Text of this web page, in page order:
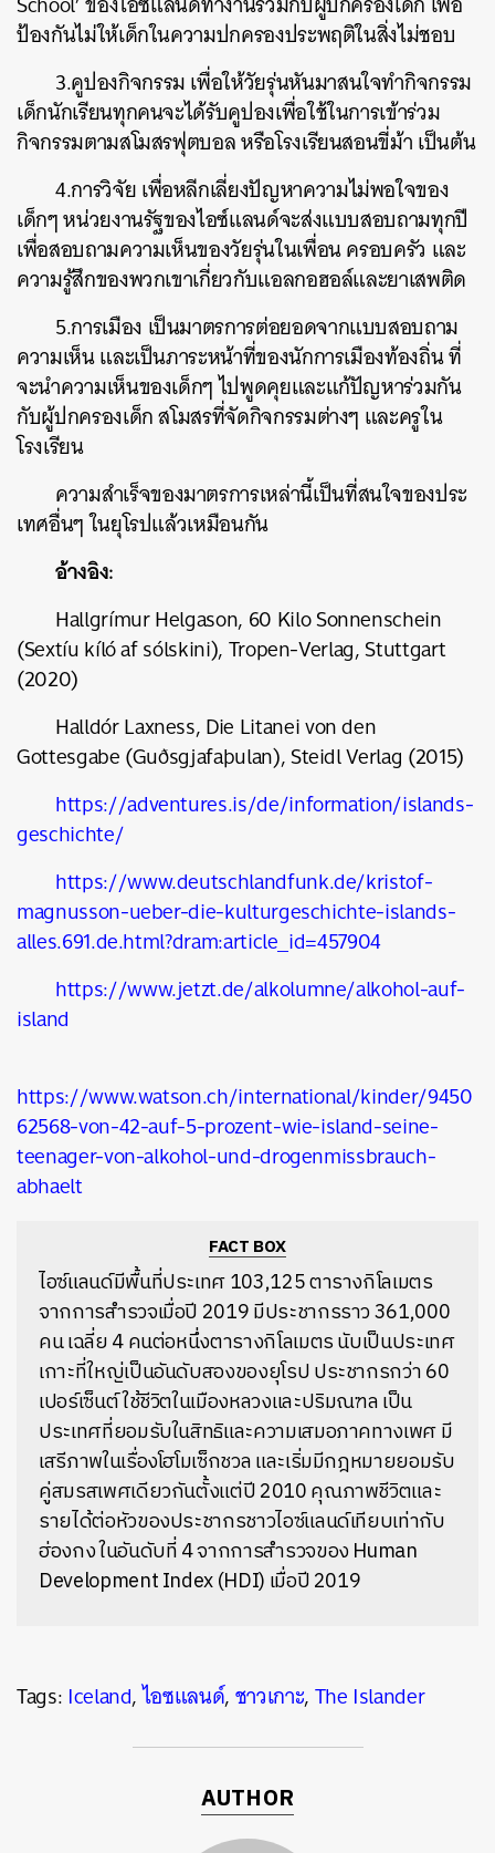
ป้องกันไม่ให้เด็กในความปกครองประพฤติในสิ่งไม่ชอบ
3.คูปองกิจกรรม เพื่อให้วัยรุ่นหันมาสนใจทำกิจกรรม
เด็กนักเรียนทุกคนจะได้รับคูปองเพื่อใช้ในการเข้าร่วม
กิจกรรมตามสโมสรฟุตบอล หรือโรงเรียนสอนขี่ม้า เป็นต้น
4.การวิจัย เพื่อหลีกเลี่ยงปัญหาความไม่พอใจของ
เด็กๆ หน่วยงานรัฐของไอซ์แลนด์จะส่งแบบสอบถามทุกปี
เพื่อสอบถามความเห็นของวัยรุ่นในเพื่อน ครอบครัว และ
ความรู้สึกของพวกเขาเกี่ยวกับแอลกอฮอล์และยาเสพติด
5.การเมือง เป็นมาตรการต่อยอดจากแบบสอบถาม
ความเห็น และเป็นภาระหน้าที่ของนักการเมืองท้องถิ่น ที่
จะนำความเห็นของเด็กๆ ไปพูดคุยและแก้ปัญหาร่วมกัน
กับผู้ปกครองเด็ก สโมสรที่จัดกิจกรรมต่างๆ และครูใน
โรงเรียน
ความสำเร็จของมาตรการเหล่านี้เป็นที่สนใจของประ
เทศอื่นๆ ในยุโรปแล้วเหมือนกัน
อ้างอิง:
Hallgrímur Helgason, 60 Kilo Sonnenschein
(Sextíu kíló af sólskini), Tropen-Verlag, Stuttgart
(2020)
Halldór Laxness, Die Litanei von den
Gottesgabe (Guðsgjafaþulan),Steidl Verlag (2015)
https://adventures.is/de/information/islands-
geschichte/
https://www.deutschlandfunk.de/kristof-
magnusson-ueber-die-kulturgeschichte-islands-
alles.691.de.html?dram:article_id=457904
https://www.jetzt.de/alkolumne/alkohol-auf-
island
https://www.watson.ch/international/kinder/9450
62568-von-42-auf-5-prozent-wie-island-seine-
teenager-von-alkohol-und-drogenmissbrauch-
abhaelt
FACT BOX
ไอซ์แลนด์มีพื้นที่ประเทศ 103,125 ตารางกิโลเมตร
จากการสำรวจเมื่อปี 2019 มีประชากรราว 361,000
คน เฉลี่ย 4 คนต่อหนึ่งตารางกิโลเมตร นับเป็นประเทศ
เกาะที่ใหญ่เป็นอันดับสองของยุโรป ประชากรกว่า 60
เปอร์เซ็นต์ ใช้ชีวิตในเมืองหลวงและปริมณฑล เป็น
ประเทศที่ยอมรับในสิทธิและความเสมอภาคทางเพศ มี
เสรีภาพในเรื่องโฮโมเซ็กชวล และเริ่มมีกฎหมายยอมรับ
คู่สมรสเพศเดียวกันตั้งแต่ปี 2010 คุณภาพชีวิตและ
รายได้ต่อหัวของประชากรชาวไอซ์แลนด์เทียบเท่ากับ
ฮ่องกง ในอันดับที่ 4 จากการสำรวจของ Human
Development Index (HDI) เมื่อปี 2019
Tags: Iceland,ไอซแลนด์,ชาวเกาะ,The Islander
AUTHOR